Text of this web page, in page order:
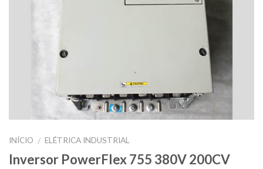
INÍCIO / ELÉTRICA INDUSTRIAL
Inversor PowerFlex 755 380V 200CV